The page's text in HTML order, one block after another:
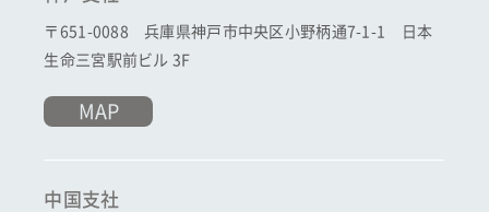
〒651-0088 兵庫県神戸市中央区小野柄通7-1-1 日本
生命三宮駅前ビル 3F
MAP
中国支社